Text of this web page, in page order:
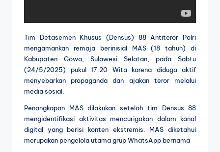
Tim Detasemen Khusus (Densus) 88 Antiteror Polri
mengamankan remaja berinisial MAS (18 tahun) di
Kabupaten Gowa, Sulawesi Selatan, pada Sabtu
(24/5/2025) pukul 17.20 Wita karena diduga aktif
menyebarkan propaganda dan ajakan teror melalui
media sosial.
Penangkapan MAS dilakukan setelah tim Densus 88
mengidentifikasi aktivitas mencurigakan dalam kanal
digital yang berisi konten ekstremis. MAS diketahui
merupakan pengelola utama grup WhatsApp bernama